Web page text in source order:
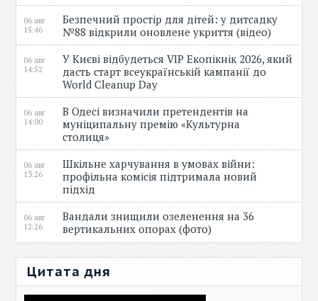
06 авг
15:46
Безпечний простір для дітей: у дитсадку
№88 відкрили оновлене укриття (відео)
06 авг
14:52
У Києві відбудеться VIP Екопікнік 2026, який
дасть старт всеукраїнській кампанії до
World Cleanup Day
06 авг
14:00
В Одесі визначили претендентів на
муніципальну премію «Культурна
столиця»
06 авг
13:26
Шкільне харчування в умовах війни:
профільна комісія підтримала новий
підхід
06 авг
12:26
Вандали знищили озеленення на 36
вертикальних опорах (фото)
Цитата дня